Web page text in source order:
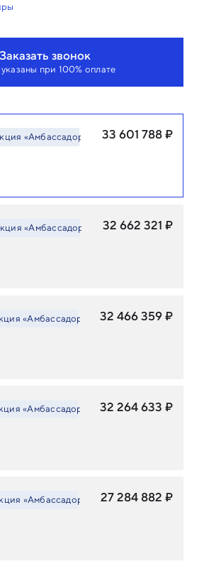
Заказать звонок
при 100% оплате
«Амбассадор LEGENDA»Акция
33 601 788₽
«Амбассадор LEGENDA»Акция
32 662 321 ₽
«Амбассадор LEGENDA»Акция
32 466 359₽
«Амбассадор LEGENDA»Акция
32 264 633 ₽
«Амбассадор LEGENDA»Акция
27 284 882 ₽